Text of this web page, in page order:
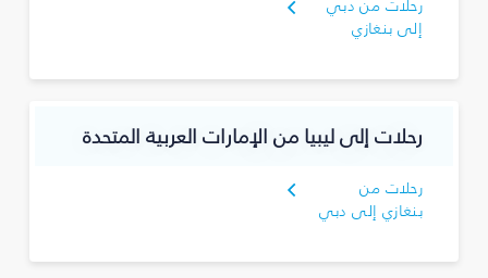
رحلات من دبي
إلى بنغازي
رحلات إلى ليبيا من الإمارات العربية المتحدة
رحلات من
بنغازي إلى دبي